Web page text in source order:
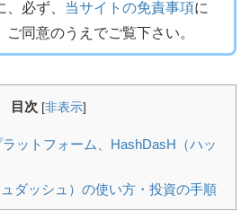
必ず、 当サイトの免責事項に
同意のうえでご覧下さい。
目次 [非表示]
ットフォーム、HashDasH（ハッ
ダッシュ）の使い方・投資の手順